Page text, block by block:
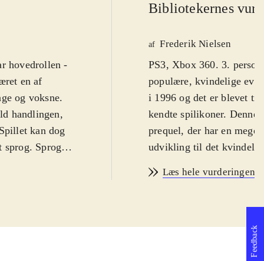
hovedrollen -
en af
og voksne.
handlingen,
kan dog
Sproget
Lara, til den
Bibliotekernes
af Frederik Nielsen
PS3, Xbox 360. 3.
populære, kvindelige
i 1996 og det er blevet
kendte spilikoner. Denne
prequel, der har en
udvikling til det
Lara Croft er en del af
farer på øen. Lara starter
den form vi som spillere
Læs hele vurderingen
Feedback